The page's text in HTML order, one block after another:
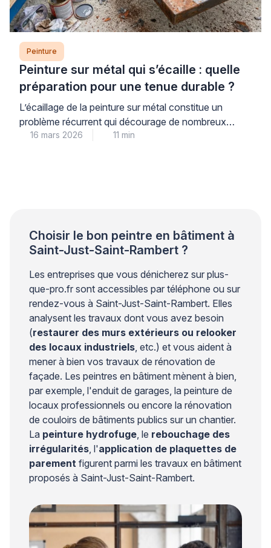
Peinture
Peinture sur métal qui s’écaille : quelle
préparation pour une tenue durable ?
L’écaillage de la peinture sur métal constitue un
problème récurrent qui décourage de nombreux
propriétaires. Ce phénomène trouve son origine dans
16 mars 2026 11 min
Choisir le bon peintre en bâtiment à
Saint-Just-Saint-Rambert ?
Les entreprises que vous dénicherez sur plus-
que-pro.fr sont accessibles par téléphone ou sur
rendez-vous à Saint-Just-Saint-Rambert. Elles
analysent les travaux dont vous avez besoin
(restaurer des murs extérieurs ou relooker
des locaux industriels , etc.) et vous aident à
mener à bien vos travaux de rénovation de
façade. Les peintres en bâtiment mènent à bien,
par exemple, l'enduit de garages, la peinture de
locaux professionnels ou encore la rénovation
de couloirs de bâtiments publics sur un chantier.
La peinture hydrofuge , le rebouchage des
irrégularités , l'application de plaquettes de
parement figurent parmi les travaux en bâtiment
proposés à Saint-Just-Saint-Rambert.